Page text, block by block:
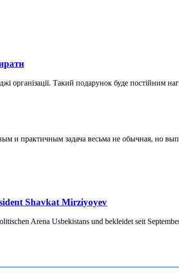
організації. Такий подарунок буде постійним
и практичным задача весьма не обычная, но
Shavkat Mirziyoyev
Arena Usbekistans und bekleidet seit